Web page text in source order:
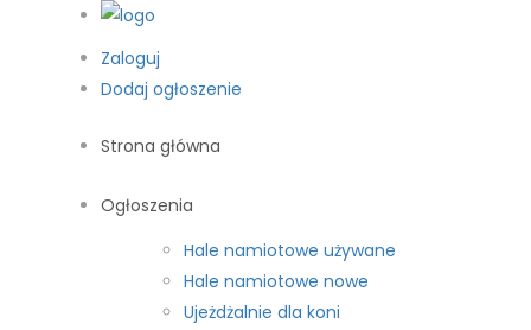
Zaloguj
Dodaj ogłoszenie
Strona główna
Ogłoszenia
Hale namiotowe używane
Hale namiotowe nowe
Ujeżdżalnie dla koni